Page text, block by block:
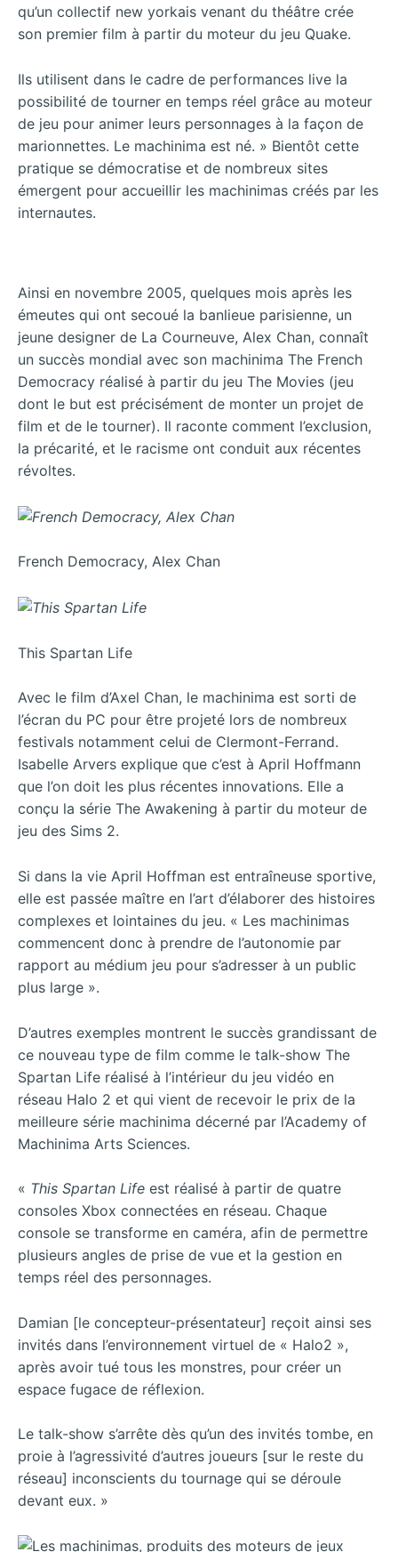
qu’un collectif new yorkais venant du théâtre crée
son premier film à partir du moteur du jeu Quake.
Ils utilisent dans le cadre de performances live la
possibilité de tourner en temps réel grâce au moteur
de jeu pour animer leurs personnages à la façon de
marionnettes. Le machinima est né. » Bientôt cette
pratique se démocratise et de nombreux sites
émergent pour accueillir les machinimas créés par les
internautes.
Ainsi en novembre 2005, quelques mois après les
émeutes qui ont secoué la banlieue parisienne, un
jeune designer de La Courneuve, Alex Chan, connaît
un succès mondial avec son machinima The French
Democracy réalisé à partir du jeu The Movies (jeu
dont le but est précisément de monter un projet de
film et de le tourner). Il raconte comment l’exclusion,
la précarité, et le racisme ont conduit aux récentes
révoltes.
French Democracy, Alex Chan
This Spartan Life
Avec le film d’Axel Chan, le machinima est sorti de
l’écran du PC pour être projeté lors de nombreux
festivals notamment celui de Clermont-Ferrand.
Isabelle Arvers explique que c’est à April Hoffmann
que l’on doit les plus récentes innovations. Elle a
conçu la série The Awakening à partir du moteur de
jeu des Sims 2.
Si dans la vie April Hoffman est entraîneuse sportive,
elle est passée maître en l’art d’élaborer des histoires
complexes et lointaines du jeu. « Les machinimas
commencent donc à prendre de l’autonomie par
rapport au médium jeu pour s’adresser à un public
plus large ».
D’autres exemples montrent le succès grandissant de
ce nouveau type de film comme le talk-show The
Spartan Life réalisé à l’intérieur du jeu vidéo en
réseau Halo 2 et qui vient de recevoir le prix de la
meilleure série machinima décerné par l’Academy of
Machinima Arts Sciences.
« This Spartan Life est réalisé à partir de quatre
consoles Xbox connectées en réseau. Chaque
console se transforme en caméra, afin de permettre
plusieurs angles de prise de vue et la gestion en
temps réel des personnages.
Damian [le concepteur-présentateur] reçoit ainsi ses
invités dans l’environnement virtuel de « Halo2 »,
après avoir tué tous les monstres, pour créer un
espace fugace de réflexion.
Le talk-show s’arrête dès qu’un des invités tombe, en
proie à l’agressivité d’autres joueurs [sur le reste du
réseau] inconscients du tournage qui se déroule
devant eux. »